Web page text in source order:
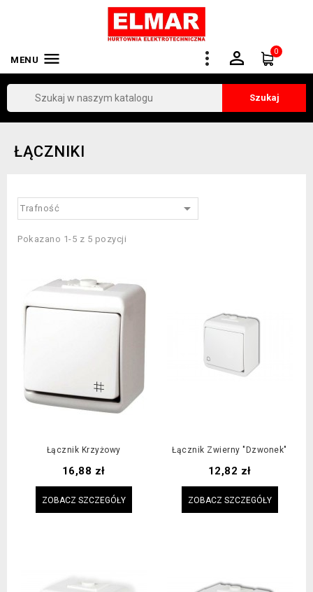
MENU  0

Szukaj
ŁĄCZNIKI
Trafność 
Pokazano 1-5 z 5 pozycji
Łącznik Krzyżowy
Cena
16,88 zł
ZOBACZ SZCZEGÓŁY
Łącznik Zwierny "dzwonek"
Cena
12,82 zł
ZOBACZ SZCZEGÓŁY